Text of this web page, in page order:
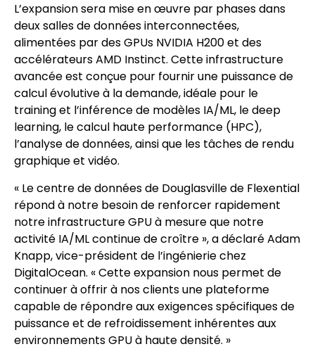
L’expansion sera mise en œuvre par phases dans
deux salles de données interconnectées,
alimentées par des GPUs NVIDIA H200 et des
accélérateurs AMD Instinct. Cette infrastructure
avancée est conçue pour fournir une puissance de
calcul évolutive à la demande, idéale pour le
training et l’inférence de modèles IA/ML, le deep
learning, le calcul haute performance (HPC),
l’analyse de données, ainsi que les tâches de rendu
graphique et vidéo.
« Le centre de données de Douglasville de Flexential
répond à notre besoin de renforcer rapidement
notre infrastructure GPU à mesure que notre
activité IA/ML continue de croître », a déclaré Adam
Knapp, vice-président de l’ingénierie chez
DigitalOcean. « Cette expansion nous permet de
continuer à offrir à nos clients une plateforme
capable de répondre aux exigences spécifiques de
puissance et de refroidissement inhérentes aux
environnements GPU à haute densité. »